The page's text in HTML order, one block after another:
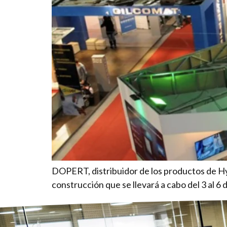
DOPERT, distribuidor de los productos de
construcción que se llevará a cabo del 3 al